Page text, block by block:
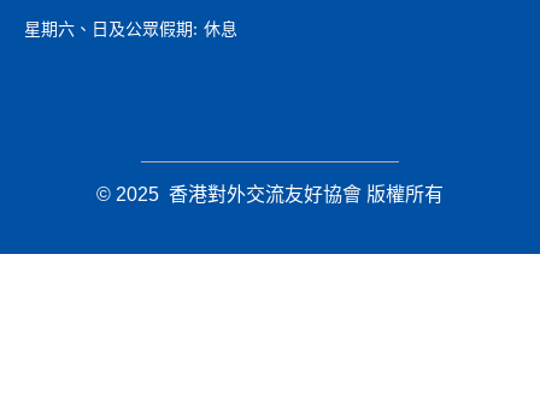
星期六、日及公眾假期: 休息
© 2025 香港對外交流友好協會 版權所有